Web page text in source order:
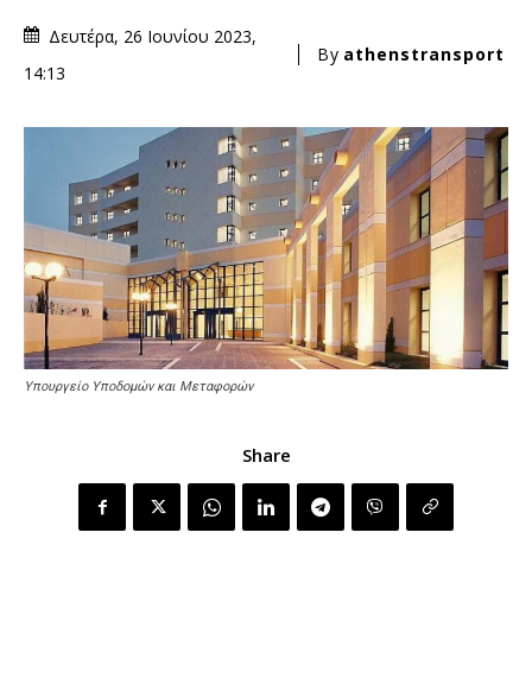
Δευτέρα, 26 Ιουνίου 2023,
14:13
By athenstransport
Υπουργείο Υποδομών και Μεταφορών
Share